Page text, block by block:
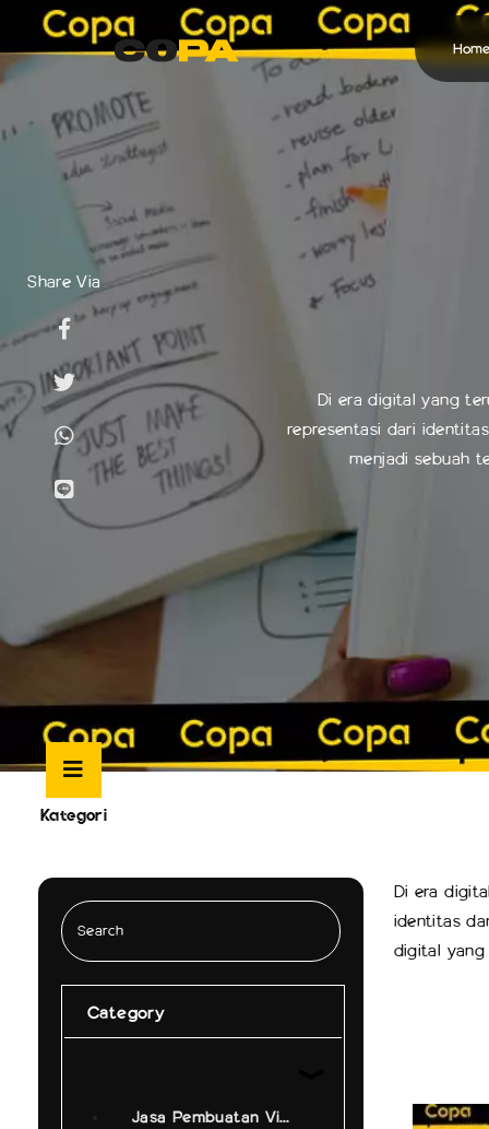
Jasa Pembuatan Video
Video Konten Social Media
Video Iklan
Di era digital yang
representasi dari
menjadi sebuah
Share Via
Kategori
Category
Jasa Pembuatan Video
Di era
identitas
digital yang